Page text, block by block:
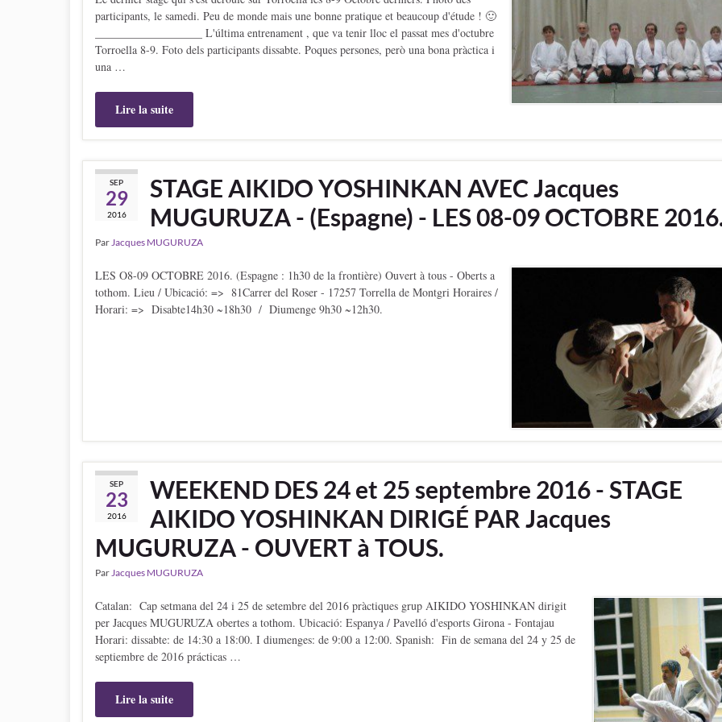
participants, le samedi. Peu de monde mais une bonne pratique et beaucoup d'étude ! 🙂
___________________ L'última entrenament , que va tenir lloc el passat mes d'octubre
Torroella 8-9. Foto dels participants dissabte. Poques persones, però una bona pràctica i
una …
Lire la suite
SEP
29
2016
STAGE AIKIDO YOSHINKAN AVEC Jacques
MUGURUZA - (Espagne) - LES 08-09 OCTOBRE
ParJacques MUGURUZA
LES O8-09 OCTOBRE 2016. (Espagne : 1h30 de la frontière) Ouvert à tous - Oberts a
tothom. Lieu / Ubicació: => 81Carrer del Roser - 17257 Torrella de Montgri Horaires /
Horari: => Disabte14h30 ~18h30 / Diumenge 9h30 ~12h30.
SEP
23
2016
WEEKEND DES 24 et 25 septembre 2016 - STAGE
AIKIDO YOSHINKAN DIRIGÉ PAR Jacques
MUGURUZA - OUVERT à TOUS.
Par Jacques MUGURUZA
Catalan: Cap setmana del 24 i 25 de setembre del 2016 pràctiques grup AIKIDO YOSHINKAN dirigit
per Jacques MUGURUZA obertes a tothom. Ubicació: Espanya / Pavelló d'esports Girona - Fontajau
Horari: dissabte: de 14:30 a 18:00. I diumenges: de 9:00 a 12:00. Spanish: Fin de semana del 24 y 25 de
septiembre de 2016 prácticas …
Lire la suite